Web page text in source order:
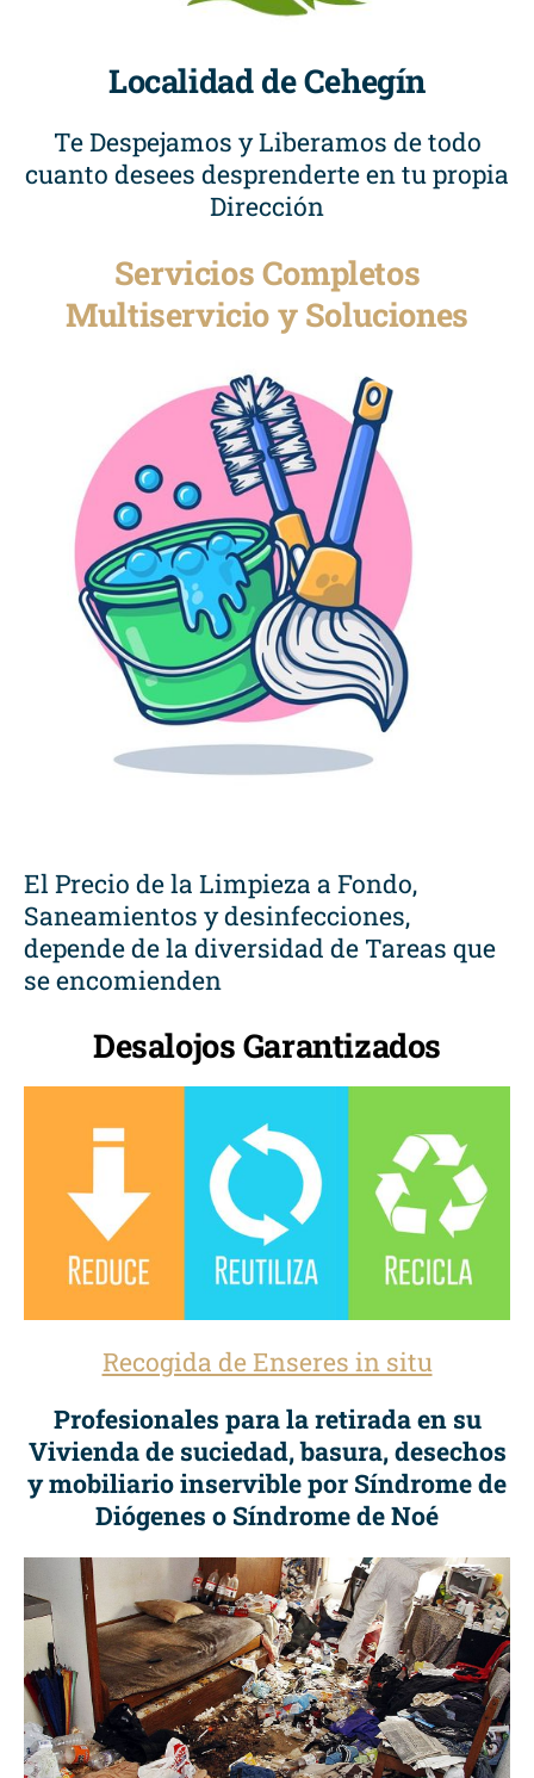
Localidad de Cehegín
Te Despejamos y Liberamos de todo
cuanto desees desprenderte en tu propia
Dirección
Servicios Completos
Multiservicio y Soluciones
El Precio de la Limpieza a Fondo,
Saneamientos y desinfecciones,
depende de la diversidad de Tareas que
se encomienden
Desalojos Garantizados
Recogida de Enseres in situ
Profesionales para la retirada en su
Vivienda de suciedad, basura, desechos
y mobiliario inservible por Síndrome de
Diógenes o Síndrome de Noé